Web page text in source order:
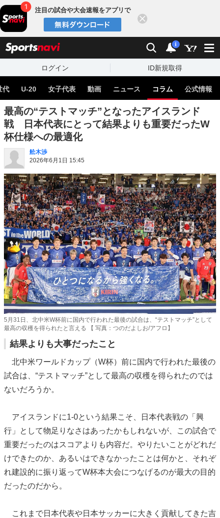
注目の試合や大会速報をアプリで
検索 通知
i
ログイン ID新規取得
代 U-20 女子代表 動画 ニュース コラム 公式情報
最高の“テストマッチ”となったアイスランド
戦 日本代表にとって結果よりも重要だったW
杯仕様への最適化
舩木渉
2026年6月1日 15:45
5月31日、北中米W杯前に国内で行われた最後の試合は、“テストマッチ”として
最高の収穫を得られたと言える 【 写真：つのだよしお/アフロ】
結果よりも大事だったこと
北中米ワールドカップ（W杯）前に国内で行われた最後の
試合は、“テストマッチ”として最高の収穫を得られたのでは
ないだろうか。
アイスランドに1-0という結果こそ、日本代表戦の「興
行」として物足りなさはあったかもしれないが、この試合で
重要だったのはスコアよりも内容だ。やりたいことがどれだ
けできたのか、あるいはできなかったことは何かと、それぞ
れ建設的に振り返ってW杯本大会につなげるのが最大の目的
だったのだから。
これまで日本代表や日本サッカーに大きく貢献してきた吉